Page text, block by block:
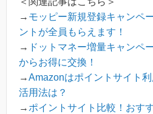
→ モッピー新規登録キャンペ
ントが全員もらえます！
→ ドットマネー増量キャンペ
からお得に交換！
→Amazonはポイントサイト
活用法は？
→ ポイントサイト比較！おす